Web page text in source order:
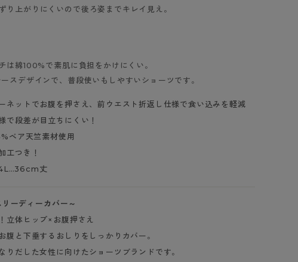
り上がりにくいので後ろ姿までキレイ見え。
は綿100%で素肌に負担をかけにくい。
スデザインで、普段使いもしやすいショーツです。
ネットでお腹を押さえ、前ウエスト折返し仕様で食い込みを軽減
で段差が目立ちにくい！
ベア天竺素材使用
工つき！
丈
ーディーカバー～
立体ヒップ×お腹押さえ
腹と下垂するおしりをしっかりカバー。
りだした女性に向けたショーツブランドです。